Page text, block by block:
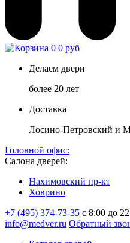
0 0 руб
Делаем двери
более 20 лет
Доставка
Лосино-Петровский и
Головной офис:
Салона дверей:
Нахимовский пр-кт
Ховрино
+7 (495) 374-73-35 с 8:00 до
info@medver.ru Обратный